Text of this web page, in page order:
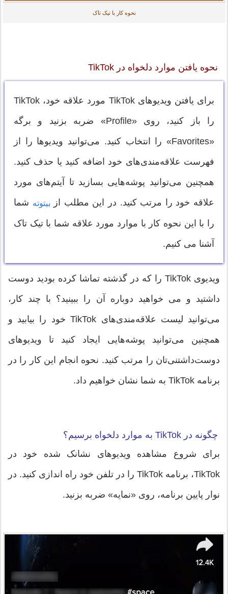
نحوه کار با تیک تاک
نحوه یافتن موارد دلخواه در TikTok
برای یافتن ویدیوهای TikTok مورد علاقه خود، TikTok
را باز کنید، روی «Profile» ضربه بزنید و برگه
«Favorites» را انتخاب کنید. می‌توانید ویدیوها را از
فهرست علاقه‌مندی‌های خود اضافه کنید یا حذف کنید.
همچنین می‌توانید پوشه‌هایی بسازید تا آیتم‌های مورد
علاقه خود را مرتب کنید. در این مطلب از
بیتوته شما
را با این نحوه کار با موارد مورد علاقه شما با تیک تاک
آشنا می کنیم.
ویدیوی TikTok را که در گذشته تماشا کرده بودید دوست
داشتید و می خواهید دوباره آن را ببینید؟ با چند کار،
می‌توانید لیست علاقه‌مندی‌های TikTok خود را بیابید و
همچنین می‌توانید پوشه‌هایی ایجاد کنید تا ویدیوهای
دوست‌داشتنی‌تان را مرتب کنید. نحوه انجام این کار را در
برنامه TikTok به شما نشان خواهیم داد.
چگونه در TikTok به موارد دلخواه برسیم؟
برای شروع مشاهده ویدیوهای نشانک شده خود در
TikTok، برنامه TikTok را در تلفن خود راه اندازی کنید. در
نوار پایین برنامه، روی «نمایه» ضربه بزنید.